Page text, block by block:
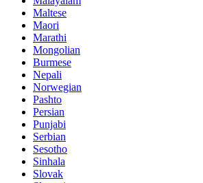
Maltese
Maori
Marathi
Mongolian
Burmese
Nepali
Norwegian
Pashto
Persian
Punjabi
Serbian
Sesotho
Sinhala
Slovak